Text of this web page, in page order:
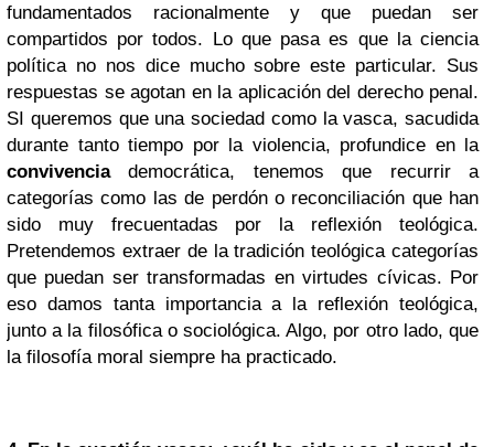
fundamentados racionalmente y que puedan ser
compartidos por todos. Lo que pasa es que la ciencia
política no nos dice mucho sobre este particular. Sus
respuestas se agotan en la aplicación del derecho penal.
SI queremos que una sociedad como la vasca, sacudida
durante tanto tiempo por la violencia, profundice en la
convivenciademocrática, tenemos que recurrir a
categorías como las de perdón o reconciliación que han
sido muy frecuentadas por la reflexión teológica.
Pretendemos extraer de la tradición teológica categorías
que puedan ser transformadas en virtudes cívicas. Por
eso damos tanta importancia a la reflexión teológica,
junto a la filosófica o sociológica. Algo, por otro lado, que
la filosofía moral siempre ha practicado.